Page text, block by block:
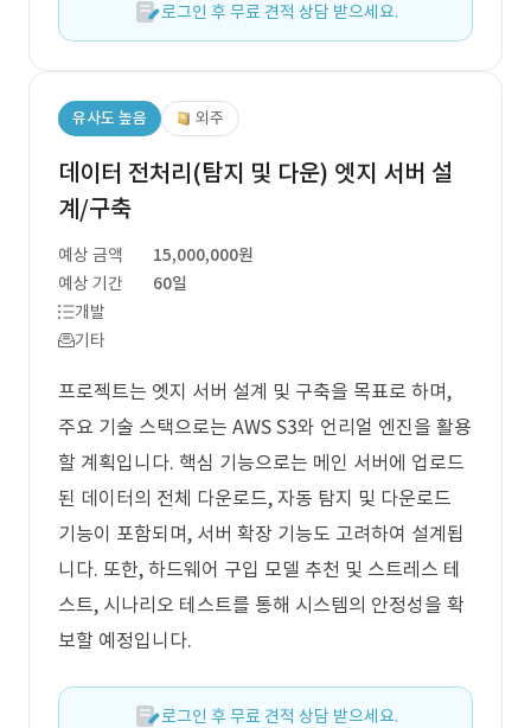
로그인 후 무료 견적 상담 받으세요.
유사도 높음 외주
데이터 전처리(탐지 및 다운) 엣지 서버 설
계/구축
예상 금액
15,000,000원
예상 기간
60일
개발
기타
프로젝트는 엣지 서버 설계 및 구축을 목표로 하며,
주요 기술 스택으로는 AWS S3와 언리얼 엔진을 활용
할 계획입니다. 핵심 기능으로는 메인 서버에 업로드
된 데이터의 전체 다운로드, 자동 탐지 및 다운로드
기능이 포함되며, 서버 확장 기능도 고려하여 설계됩
니다. 또한, 하드웨어 구입 모델 추천 및 스트레스 테
스트, 시나리오 테스트를 통해 시스템의 안정성을 확
보할 예정입니다.
로그인 후 무료 견적 상담 받으세요.